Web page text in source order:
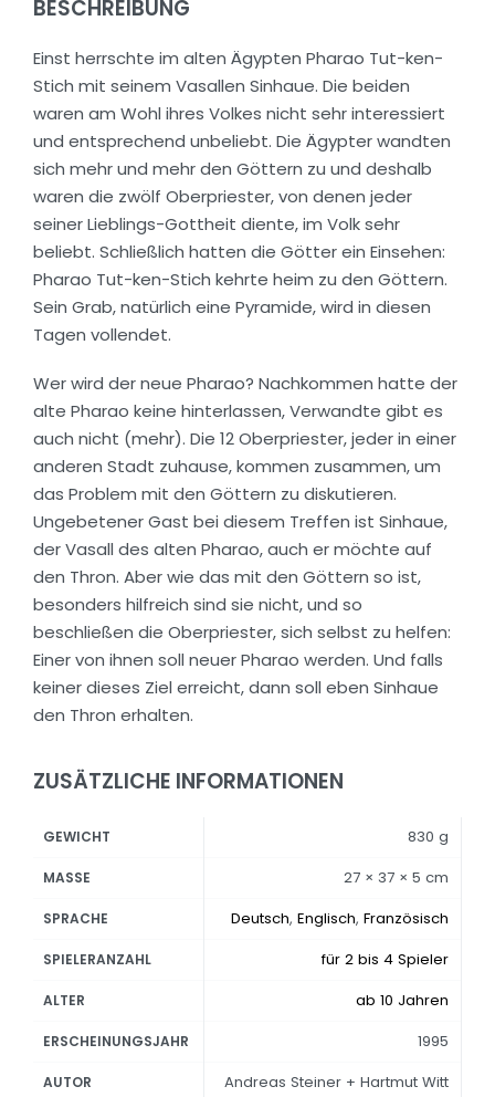
BESCHREIBUNG
Einst herrschte im alten Ägypten Pharao Tut-ken-
Stich mit seinem Vasallen Sinhaue. Die beiden
waren am Wohl ihres Volkes nicht sehr interessiert
und entsprechend unbeliebt. Die Ägypter wandten
sich mehr und mehr den Göttern zu und deshalb
waren die zwölf Oberpriester, von denen jeder
seiner Lieblings-Gottheit diente, im Volk sehr
beliebt. Schließlich hatten die Götter ein Einsehen:
Pharao Tut-ken-Stich kehrte heim zu den Göttern.
Sein Grab, natürlich eine Pyramide, wird in diesen
Tagen vollendet.
Wer wird der neue Pharao? Nachkommen hatte der
alte Pharao keine hinterlassen, Verwandte gibt es
auch nicht (mehr). Die 12 Oberpriester, jeder in einer
anderen Stadt zuhause, kommen zusammen, um
das Problem mit den Göttern zu diskutieren.
Ungebetener Gast bei diesem Treffen ist Sinhaue,
der Vasall des alten Pharao, auch er möchte auf
den Thron. Aber wie das mit den Göttern so ist,
besonders hilfreich sind sie nicht, und so
beschließen die Oberpriester, sich selbst zu helfen:
Einer von ihnen soll neuer Pharao werden. Und falls
keiner dieses Ziel erreicht, dann soll eben Sinhaue
den Thron erhalten.
ZUSÄTZLICHE INFORMATIONEN
GEWICHT 830 g
MASSE 27 × 37 × 5 cm
SPRACHE Deutsch, Englisch, Französisch
SPIELERANZAHL für 2 bis 4 Spieler
ALTER ab 10 Jahren
ERSCHEINUNGSJAHR 1995
AUTOR Andreas Steiner + Hartmut Witt